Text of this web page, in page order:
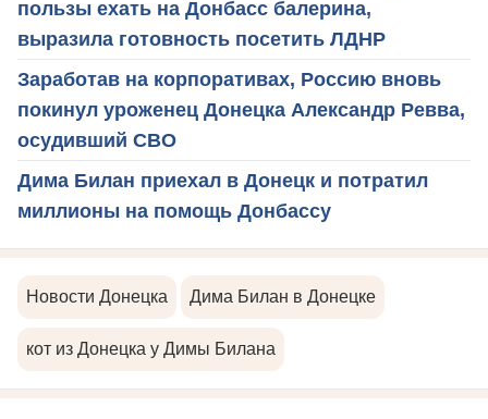
пользы ехать на Донбасс балерина,
выразила готовность посетить ЛДНР
Заработав на корпоративах, Россию вновь
покинул уроженец Донецка Александр Ревва,
осудивший СВО
Дима Билан приехал в Донецк и потратил
миллионы на помощь Донбассу
Новости Донецка Дима Билан в Донецке
кот из Донецка у Димы Билана